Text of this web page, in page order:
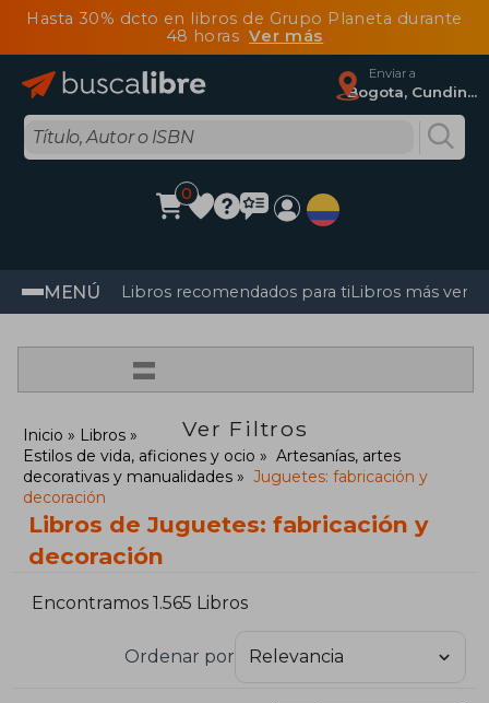
Hasta 30% dcto en libros de Grupo Planeta durante
48 horasVer más
Enviar a
Bogota, Cundinamarca
0
MENÚ Libros recomendados para tiLibros más
=
Ver Filtros
Inicio
Libros
Estilos de vida, aficiones y ocio
Artesanías, artes
decorativas y manualidades
Juguetes: fabricación y
decoración
Libros de Juguetes: fabricación y
decoración
Encontramos 1.565 Libros
Ordenar por